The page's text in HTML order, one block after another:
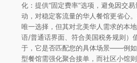
化：提供“固定费率”选项，避免因交
动，对稳定客流量的华人餐馆更省心
唯一选择，但其对北美华人需求的本
语/普通话界面、符合美国税务规则）
于，它是否匹配您的具体场景——例
型餐馆需强化聚合接单，而社区小馆